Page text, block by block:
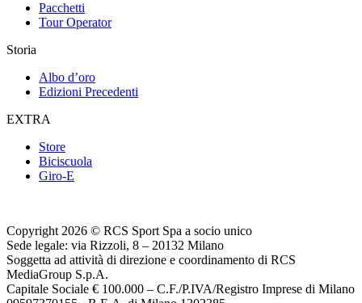
Pacchetti
Tour Operator
Storia
Albo d’oro
Edizioni Precedenti
EXTRA
Store
Biciscuola
Giro-E
Copyright 2026 © RCS Sport Spa a socio unico
Sede legale: via Rizzoli, 8 – 20132 Milano
Soggetta ad attività di direzione e coordinamento di RCS
MediaGroup S.p.A.
Capitale Sociale € 100.000 – C.F./P.IVA/Registro Imprese di Milano